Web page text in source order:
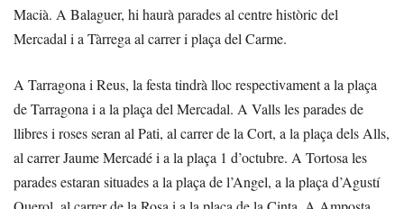
Macià. A Balaguer, hi haurà parades al centre històric del
Mercadal i a Tàrrega al carrer i plaça del Carme.
A Tarragona i Reus, la festa tindrà lloc respectivament a la plaça
de Tarragona i a la plaça del Mercadal. A Valls les parades de
llibres i roses seran al Pati, al carrer de la Cort, a la plaça dels Alls,
al carrer Jaume Mercadé i a la plaça 1 d’octubre. A Tortosa les
parades estaran situades a la plaça de l’Angel, a la plaça d’Agustí